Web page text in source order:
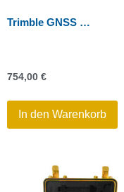
Trimble GNSS Carbonstab 2m, 2-teilig mit Zweibeinstativ
754,00 €
In den Warenkorb